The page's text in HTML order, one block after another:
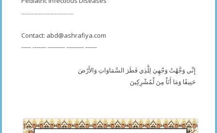
....................................
Contact: abd@ashrafiya.com
----- ------- --------- --------- ------
إِنِّي وَجَّهْتُ وَجْهِيَ لِلَّذِي فَطَرَ السَّمَاوَاتِ وَالأَرْضَ
حَنِيفًا وَمَا أَنَاْ مِنَ لْمُشْرِكِينَ